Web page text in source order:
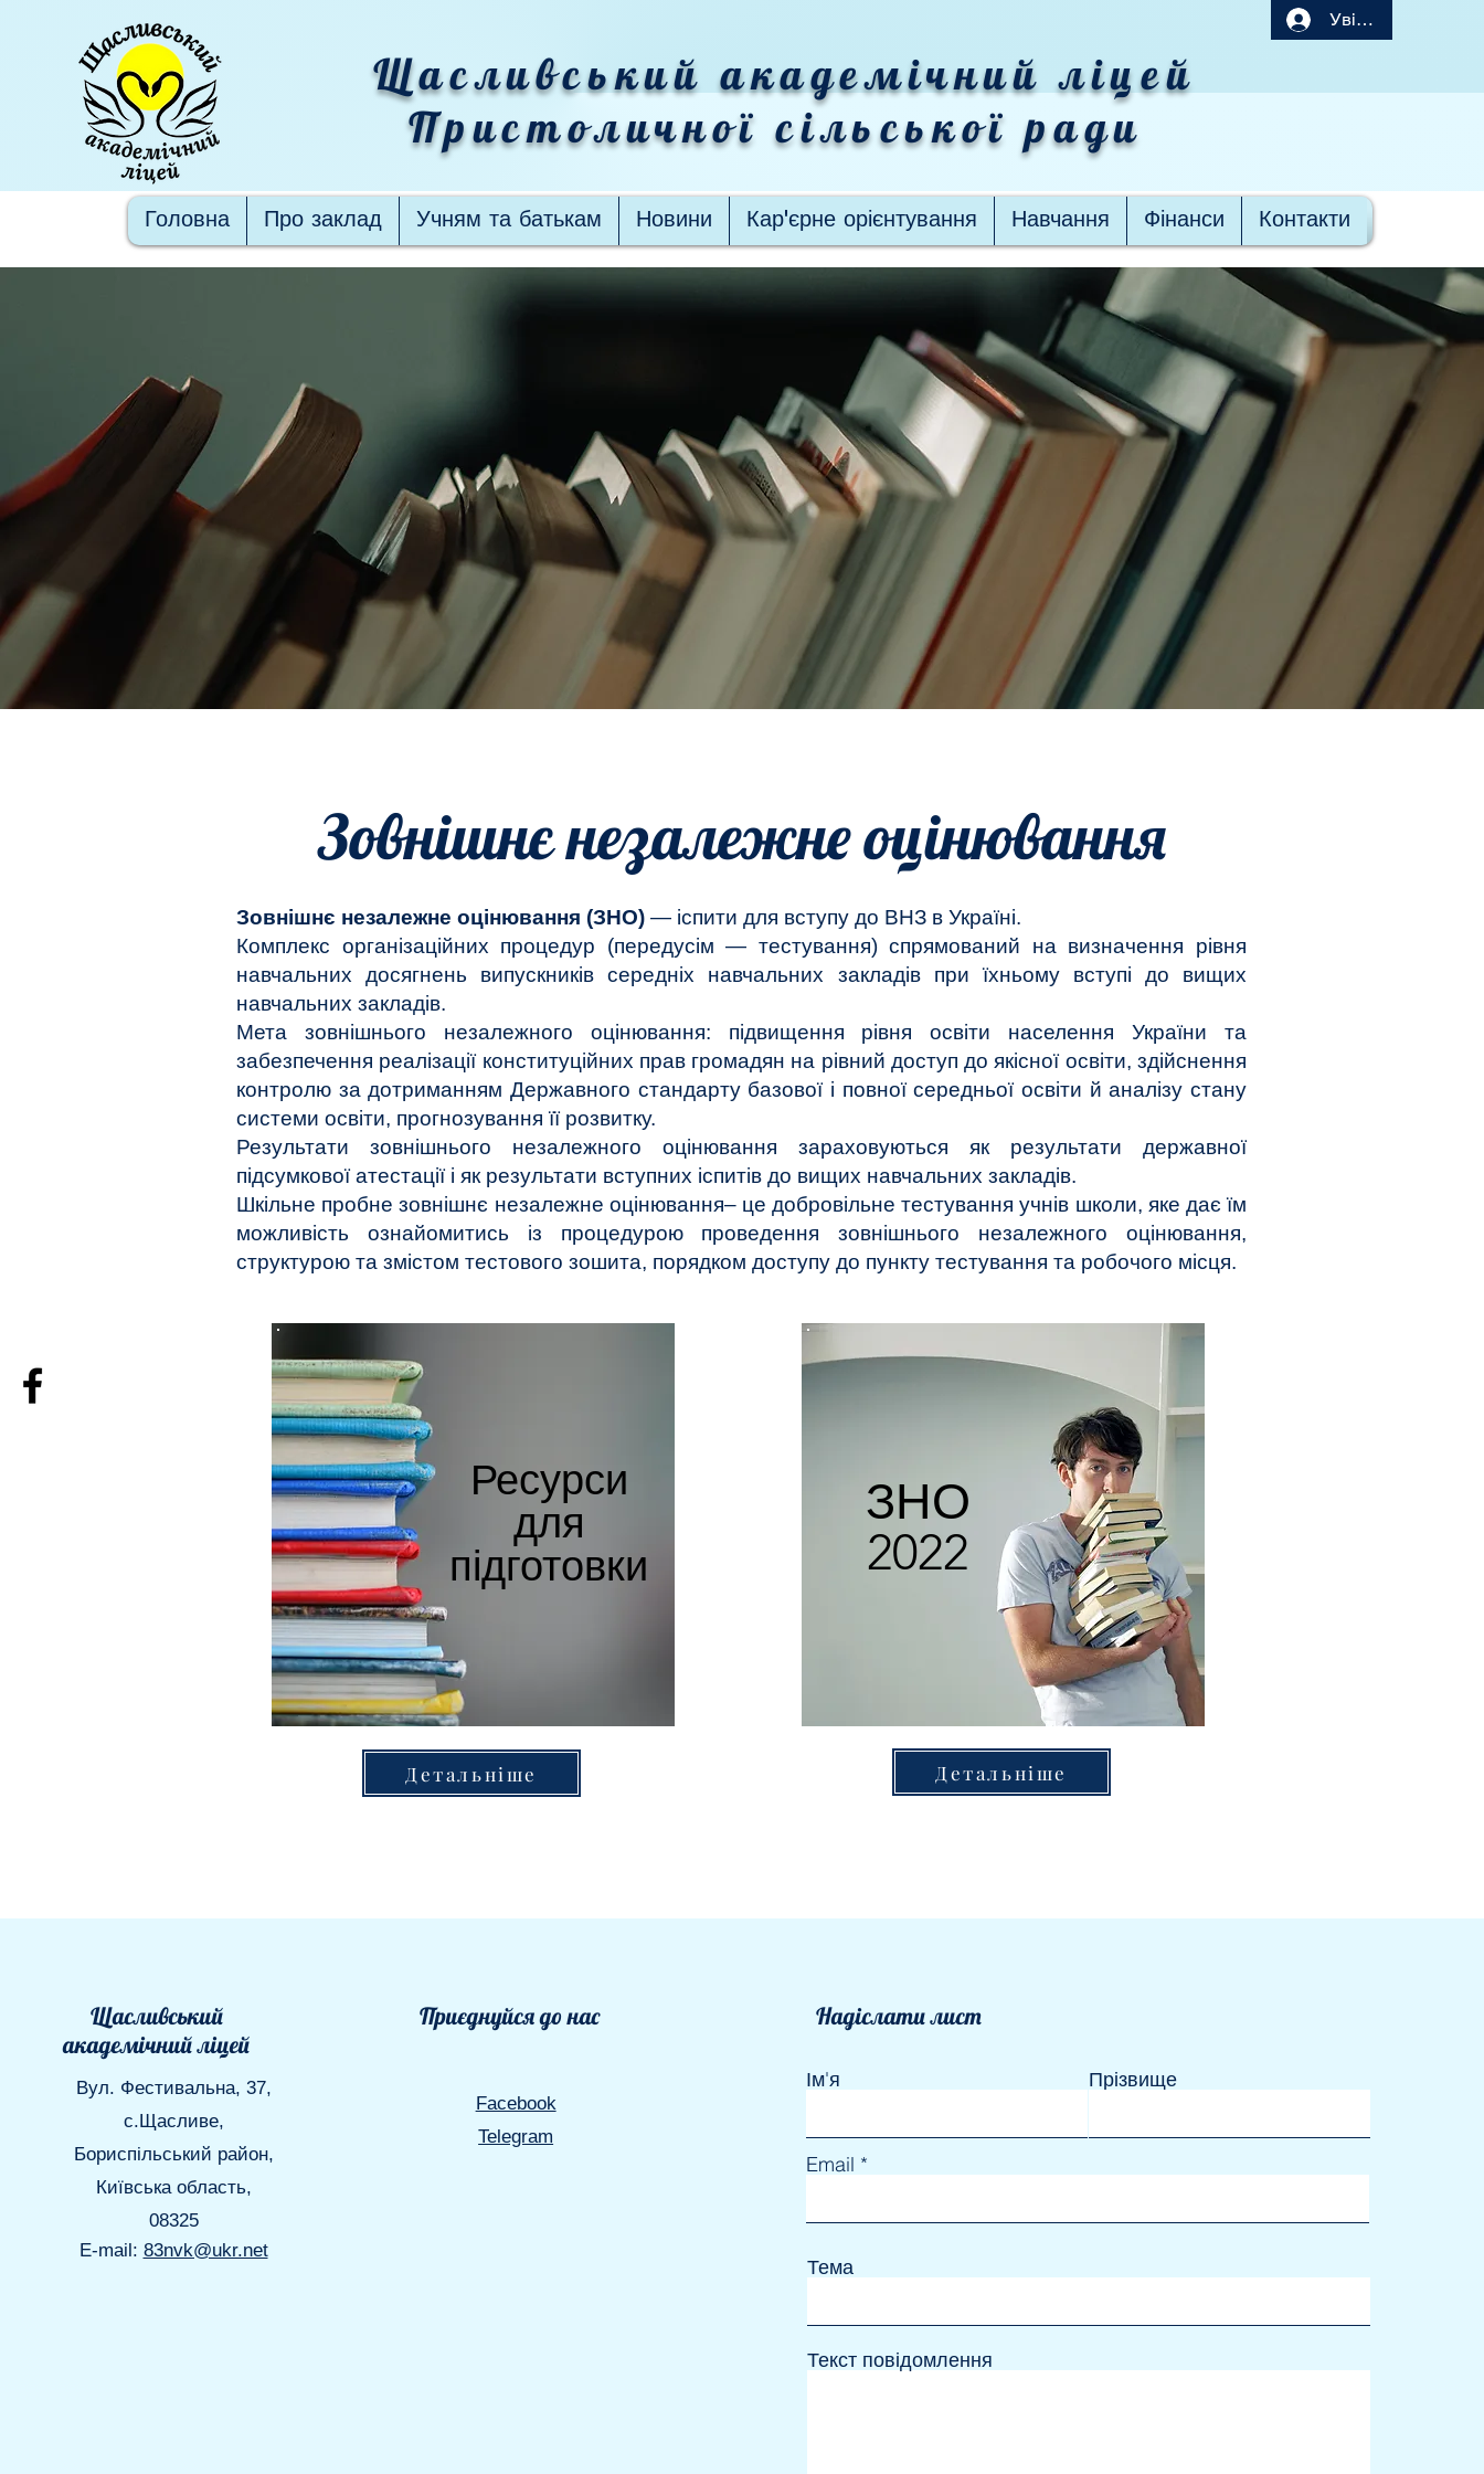
Щасливський академічний ліцей
Пристоличної сільської ради
Увійти
Головна Про заклад Учням та батькам Новини Кар'єрне орієнтування Навчання Фінанси Контакти
Зовнішнє незалежне оцінювання
Зовнішнє незалежне оцінювання (ЗНО) — іспити для вступу до ВНЗ в Україні.
Комплекс організаційних процедур (передусім — тестування) спрямований на визначення рівня
навчальних досягнень випускників середніх навчальних закладів при їхньому вступі до вищих
навчальних закладів.
Мета зовнішнього незалежного оцінювання: підвищення рівня освіти населення України та
забезпечення реалізації конституційних прав громадян на рівний доступ до якісної освіти, здійснення
контролю за дотриманням Державного стандарту базової і повної середньої освіти й аналізу стану
системи освіти, прогнозування її розвитку.
Результати зовнішнього незалежного оцінювання зараховуються як результати державної
підсумкової атестації і як результати вступних іспитів до вищих навчальних закладів.
Шкільне пробне зовнішнє незалежне оцінювання– це добровільне тестування учнів школи, яке дає їм
можливість ознайомитись із процедурою проведення зовнішнього незалежного оцінювання,
структурою та змістом тестового зошита, порядком доступу до пункту тестування та робочого місця.
Ресурси
для
підготовки
Детальніше
ЗНО
2022
Детальніше
Щасливський
академічний ліцей
Вул. Фестивальна, 37,
с.Щасливе,
Бориспільський район,
Київська область,
08325
E-mail: 83nvk@ukr.net
Приєднуйся до нас
Facebook
Telegram
Надіслати лист
Ім'я Прізвище
Email
Тема
Текст повідомлення